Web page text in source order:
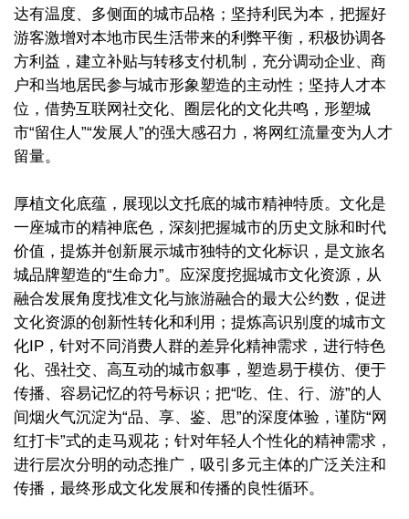
达有温度、多侧面的城市品格；坚持利民为本，把握好
游客激增对本地市民生活带来的利弊平衡，积极协调各
方利益，建立补贴与转移支付机制，充分调动企业、商
户和当地居民参与城市形象塑造的主动性；坚持人才本
位，借势互联网社交化、圈层化的文化共鸣，形塑城
市“留住人”“发展人”的强大感召力，将网红流量变为人才
留量。
厚植文化底蕴，展现以文托底的城市精神特质。文化是
一座城市的精神底色，深刻把握城市的历史文脉和时代
价值，提炼并创新展示城市独特的文化标识，是文旅名
城品牌塑造的“生命力”。应深度挖掘城市文化资源，从
融合发展角度找准文化与旅游融合的最大公约数，促进
文化资源的创新性转化和利用；提炼高识别度的城市文
化IP，针对不同消费人群的差异化精神需求，进行特色
化、强社交、高互动的城市叙事，塑造易于模仿、便于
传播、容易记忆的符号标识；把“吃、住、行、游”的人
间烟火气沉淀为“品、享、鉴、思”的深度体验，谨防“网
红打卡”式的走马观花；针对年轻人个性化的精神需求，
进行层次分明的动态推广，吸引多元主体的广泛关注和
传播，最终形成文化发展和传播的良性循环。